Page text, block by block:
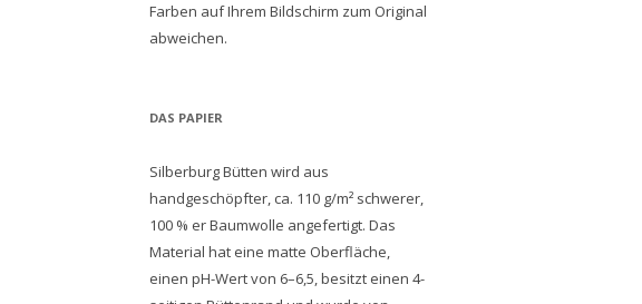
Farben auf Ihrem Bildschirm zum Original
abweichen.
DAS PAPIER
Silberburg Bütten wird aus
handgeschöpfter, ca. 110 g/m² schwerer,
100 % er Baumwolle angefertigt. Das
Material hat eine matte Oberfläche,
einen pH-Wert von 6–6,5, besitzt einen 4-